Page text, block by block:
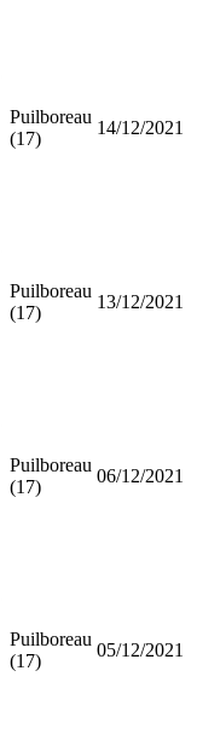
Puilboreau
(17)
14/12/2021
Puilboreau
(17)
13/12/2021
Puilboreau
(17)
06/12/2021
Puilboreau
(17)
05/12/2021